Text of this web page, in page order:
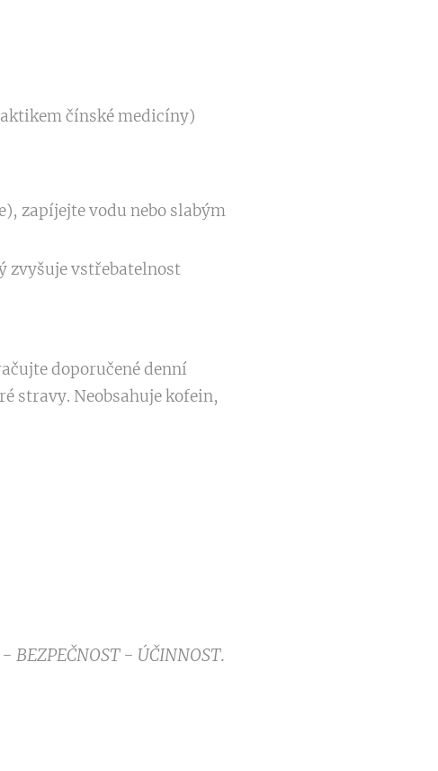
čínské medicíny)
zapíjejte vodu nebo slabým
zvyšuje vstřebatelnost
doporučené denní
stravy. Neobsahuje kofein,
BEZPEČNOST - ÚČINNOST.